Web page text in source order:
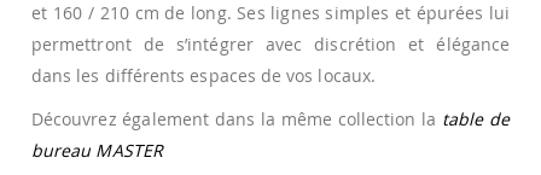
et 160 / 210 cm de long. Ses lignes simples et épurées lui
permettront de s’intégrer avec discrétion et élégance
dans les différents espaces de vos locaux.
Découvrez également dans la même collection la table de
bureau MASTER